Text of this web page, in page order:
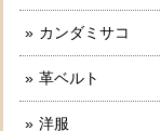
カンダミサコ
革ベルト
洋服